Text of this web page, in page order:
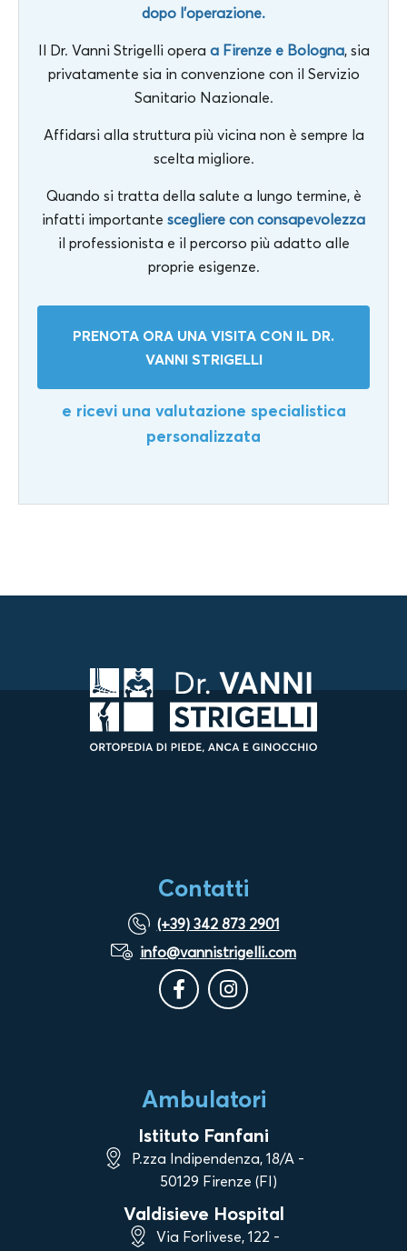
dopo l’operazione.
Il Dr. Vanni Strigelli opera a Firenze e Bologna, sia
privatamente sia in convenzione con il Servizio
Sanitario Nazionale.
Affidarsi alla struttura più vicina non è sempre la
scelta migliore.
Quando si tratta della salute a lungo termine, è
infatti importante scegliere con consapevolezza
il professionista e il percorso più adatto alle
proprie esigenze.
PRENOTA ORA UNA VISITA CON IL DR.
VANNI STRIGELLI
e ricevi una valutazione specialistica
personalizzata
Contatti
(+39) 342 873 2901
info@vannistrigelli.com
Ambulatori
Istituto Fanfani
P.zza Indipendenza, 18/A -
50129 Firenze (FI)
Valdisieve Hospital
Via Forlivese, 122 -